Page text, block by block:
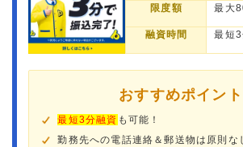
限度額 最大
融資時間 最短
おすすめポイント
最短3分融資 も可能！
勤務先への電話連絡＆郵送物は原則な